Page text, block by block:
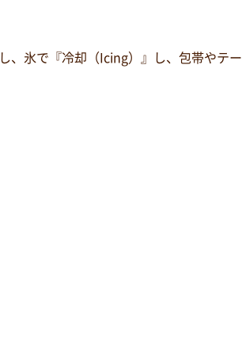
、氷で『冷却（Icing）』し、包帯やテー